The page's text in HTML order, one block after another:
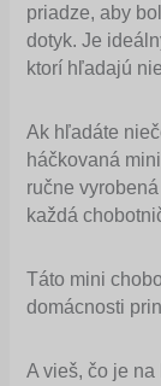
priadze, aby
dotyk. Je
ktorí hľadajú
Ak hľadáte
háčkovaná
ručne
každá
Táto mini
domácnosti
A vieš, čo je